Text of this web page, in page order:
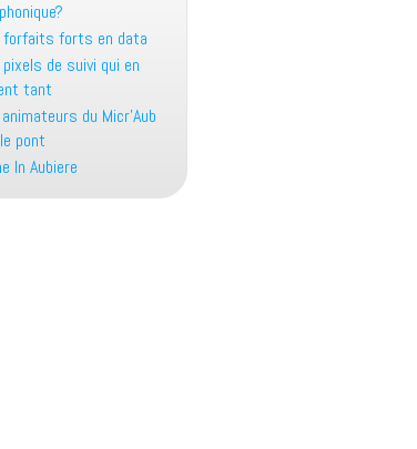
forfaits forts en data
pixels de suivi qui en
tant
du Micr’Aub
pont
In Aubiere